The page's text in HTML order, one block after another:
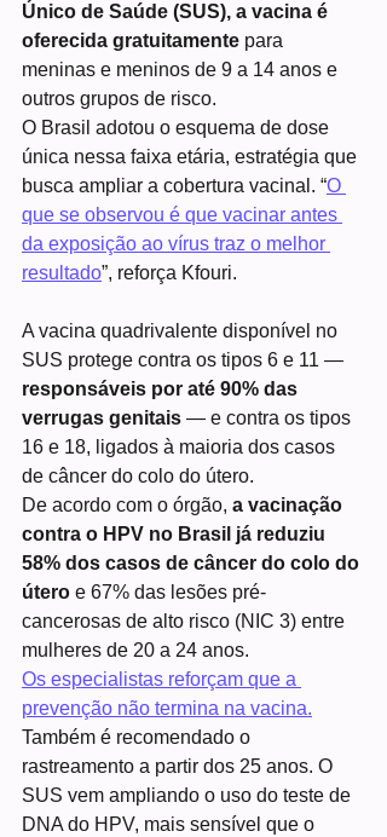
Único de Saúde (SUS), a vacina é
oferecida gratuitamente para
meninas e meninos de 9 a 14 anos e
outros grupos de risco.
O Brasil adotou o esquema de dose
única nessa faixa etária, estratégia que
busca ampliar a cobertura vacinal. “O
que se observou é que vacinar antes
da exposição ao vírus traz o melhor
resultado”, reforça Kfouri.
A vacina quadrivalente disponível no
SUS protege contra os tipos 6 e 11 —
responsáveis por até 90% das
verrugas genitais — e contra os tipos
16 e 18, ligados à maioria dos casos
de câncer do colo do útero.
De acordo com o órgão, a vacinação
contra o HPV no Brasil já reduziu
58% dos casos de câncer do colo do
útero e 67% das lesões pré-
cancerosas de alto risco (NIC 3) entre
mulheres de 20 a 24 anos.
Os especialistas reforçam que a
prevenção não termina na vacina.
Também é recomendado o
rastreamento a partir dos 25 anos. O
SUS vem ampliando o uso do teste de
DNA do HPV, mais sensível que o